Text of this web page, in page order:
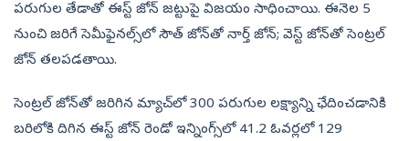
పరుగుల తేడాతో ఈస్ట్‌ జోన్‌ జట్టుపై విజయం సాధించాయి. ఈనెల 5
నుంచి జరిగే సెమీఫైనల్స్‌లో సౌత్‌ జోన్‌తో నార్త్‌ జోన్‌; వెస్ట్‌ జోన్‌తో సెంట్రల్‌
జోన్‌ తలపడతాయి.
సెంట్రల్‌ జోన్‌తో జరిగిన మ్యాచ్‌లో 300 పరుగుల లక్ష్యాన్ని ఛేదించడానికి
బరిలోకి దిగిన ఈస్ట్‌ జోన్‌ రెండో ఇన్నింగ్స్‌లో 41.2 ఓవర్లలో 129